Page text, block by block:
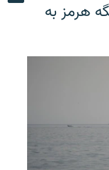
هرمز به